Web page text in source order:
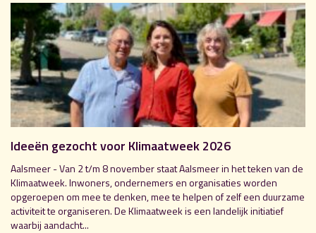
Ideeën gezocht voor Klimaatweek 2026
Aalsmeer - Van 2 t/m 8 november staat Aalsmeer in het teken van de
Klimaatweek. Inwoners, ondernemers en organisaties worden
opgeroepen om mee te denken, mee te helpen of zelf een duurzame
activiteit te organiseren. De Klimaatweek is een landelijk initiatief
waarbij aandacht...